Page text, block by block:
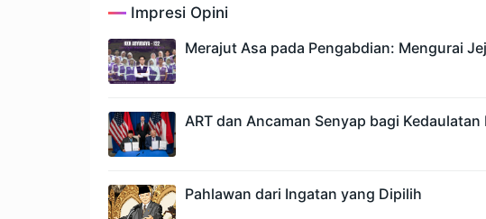
Impresi Opini
Merajut Asa pada Pengabdian: Mengurai
ART dan Ancaman Senyap bagi
Pahlawan dari Ingatan yang Dipilih